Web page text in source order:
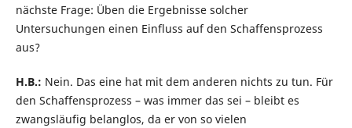
nächste Frage: Üben die Ergebnisse solcher
Untersuchungen einen Einfluss auf den Schaffensprozess
aus?
H.B.: Nein. Das eine hat mit dem anderen nichts zu tun. Für
den Schaffensprozess – was immer das sei – bleibt es
zwangsläufig belanglos, da er von so vielen